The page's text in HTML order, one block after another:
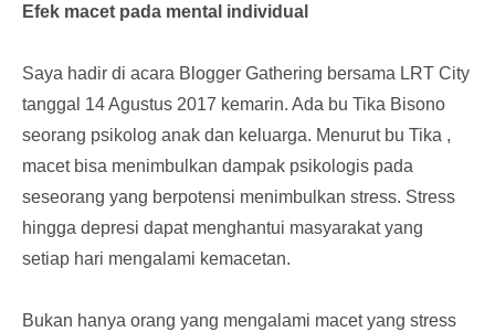
Efek macet pada mental individual
Saya hadir di acara Blogger Gathering bersama LRT City
tanggal 14 Agustus 2017 kemarin. Ada bu Tika Bisono
seorang psikolog anak dan keluarga. Menurut bu Tika ,
macet bisa menimbulkan dampak psikologis pada
seseorang yang berpotensi menimbulkan stress. Stress
hingga depresi dapat menghantui masyarakat yang
setiap hari mengalami kemacetan.
Bukan hanya orang yang mengalami macet yang stress